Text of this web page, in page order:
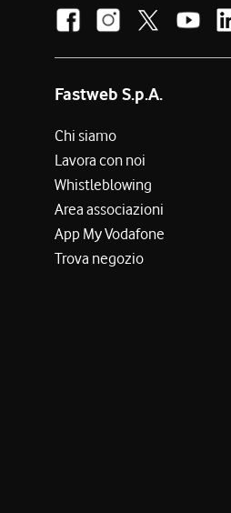
Fastweb S.p.A.
Chi siamo
Lavora con noi
Whistleblowing
Area associazioni
App My Vodafone
Trova negozio